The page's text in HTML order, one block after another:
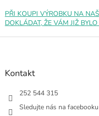
PŘI KOUPI VÝROBKU NA
DOKLÁDAT, ŽE VÁM JIŽ
Z
Kontakt
252 544 315
Sledujte nás na facebooku